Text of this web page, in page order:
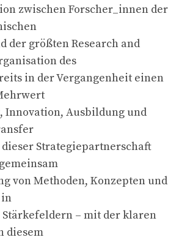
zwischen Forscher_innen der
der größten Research and
des
in der Vergangenheit einen
Innovation, Ausbildung und
Strategiepartnerschaft
von Methoden, Konzepten und
in
– mit der klaren
diesem